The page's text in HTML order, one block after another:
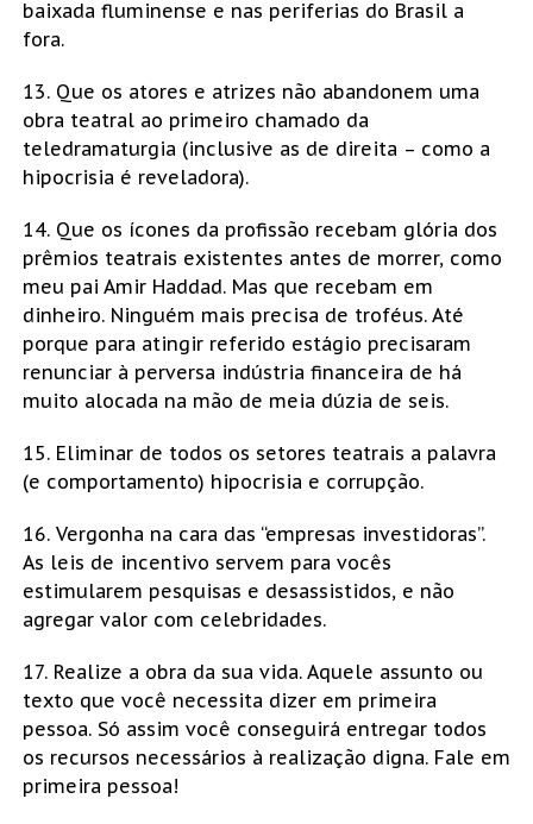
baixada fluminense e nas periferias do Brasil a
fora.
13. Que os atores e atrizes não abandonem uma
obra teatral ao primeiro chamado da
teledramaturgia (inclusive as de direita – como a
hipocrisia é reveladora).
14. Que os ícones da profissão recebam glória dos
prêmios teatrais existentes antes de morrer, como
meu pai Amir Haddad. Mas que recebam em
dinheiro. Ninguém mais precisa de troféus. Até
porque para atingir referido estágio precisaram
renunciar à perversa indústria financeira de há
muito alocada na mão de meia dúzia de seis.
15. Eliminar de todos os setores teatrais a palavra
(e comportamento) hipocrisia e corrupção.
16. Vergonha na cara das “empresas investidoras”.
As leis de incentivo servem para vocês
estimularem pesquisas e desassistidos, e não
agregar valor com celebridades.
17. Realize a obra da sua vida. Aquele assunto ou
texto que você necessita dizer em primeira
pessoa. Só assim você conseguirá entregar todos
os recursos necessários à realização digna. Fale em
primeira pessoa!